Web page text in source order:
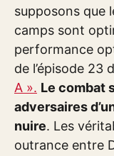
supposons que
camps sont
performance
de l’épisode 23
A ». Le combat
adversaires
nuire. Les
outrance entre